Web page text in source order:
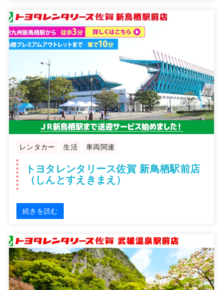
レンタカー 生活 車両関連
トヨタレンタリース佐賀 新鳥栖駅前店
（しんとすえきまえ）
続きを読む